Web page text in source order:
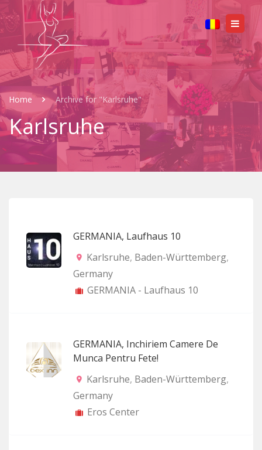
Home Archive for "Karlsruhe"
Karlsruhe
GERMANIA, Laufhaus 10
Karlsruhe, Baden-Württemberg,
Germany
GERMANIA - Laufhaus 10
GERMANIA, Inchiriem Camere De
Munca Pentru Fete!
Karlsruhe, Baden-Württemberg,
Germany
Eros Center